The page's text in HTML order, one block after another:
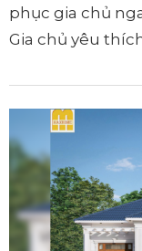
phục gia chủ
Gia chủ yêu